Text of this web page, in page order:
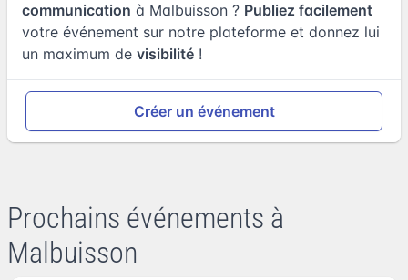
communication à Malbuisson ? Publiez facilement
votre événement sur notre plateforme et donnez lui
un maximum de visibilité !
Créer un événement
Prochains événements à
Malbuisson